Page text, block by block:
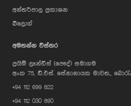
අන්තර්ජාල ප්‍රකාශන
බ්ලොග්
අමතන්න විස්තර
ප්‍රයිම් ලෑන්ඩ්ස් (පෞද්) සමාගම
අංක 75, ඩී.එස්. සේනානායක මාවත,,
+94 112 699 822
+94 112 030 890
Hi, I'm Prime